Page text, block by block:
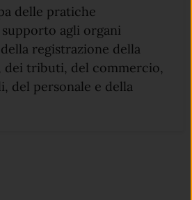
delle pratiche
agli organi
registrazione della
dei tributi, del commercio,
del personale e della